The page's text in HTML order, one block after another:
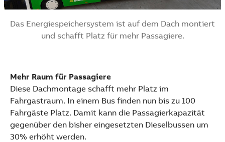
Das Energiespeichersystem ist auf dem Dach montiert
und schafft Platz für mehr Passagiere.
Mehr Raum für Passagiere
Diese Dachmontage schafft mehr Platz im
Fahrgastraum. In einem Bus finden nun bis zu 100
Fahrgäste Platz. Damit kann die Passagierkapazität
gegenüber den bisher eingesetzten Dieselbussen um
30% erhöht werden.